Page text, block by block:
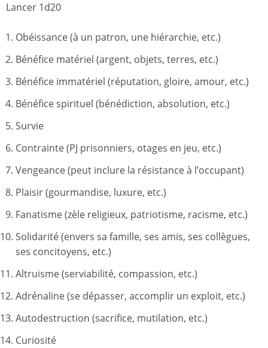
Lancer 1d20
Obéissance (à un patron, une hiérarchie, etc.)
Bénéfice matériel (argent, objets, terres, etc.)
Bénéfice immatériel (réputation, gloire, amour, etc.)
Bénéfice spirituel (bénédiction, absolution, etc.)
Survie
Contrainte (PJ prisonniers, otages en jeu, etc.)
Vengeance (peut inclure la résistance à l’occupant)
Plaisir (gourmandise, luxure, etc.)
Fanatisme (zèle religieux, patriotisme, racisme, etc.)
Solidarité (envers sa famille, ses amis, ses collègues,
ses concitoyens, etc.)
Altruisme (serviabilité, compassion, etc.)
Adrénaline (se dépasser, accomplir un exploit, etc.)
Autodestruction (sacrifice, mutilation, etc.)
Curiosité